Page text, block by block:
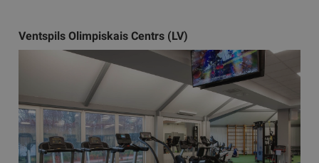
Ventspils Olimpiskais Centrs (LV)